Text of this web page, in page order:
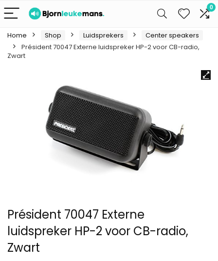
0
Home Shop Luidsprekers
Center speakers
Président 70047 Externe luidspreker HP-2 voor CB-radio,
Zwart
Président 70047 Externe
luidspreker HP-2 voor CB-radio,
Zwart